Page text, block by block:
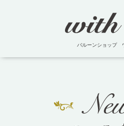
バルーンショップ